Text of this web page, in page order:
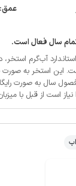
منطقه دسترسی
منطقه ساحلی خط
عمق:
سال فعال است.
سال به صورت
نیاز است از قبل با